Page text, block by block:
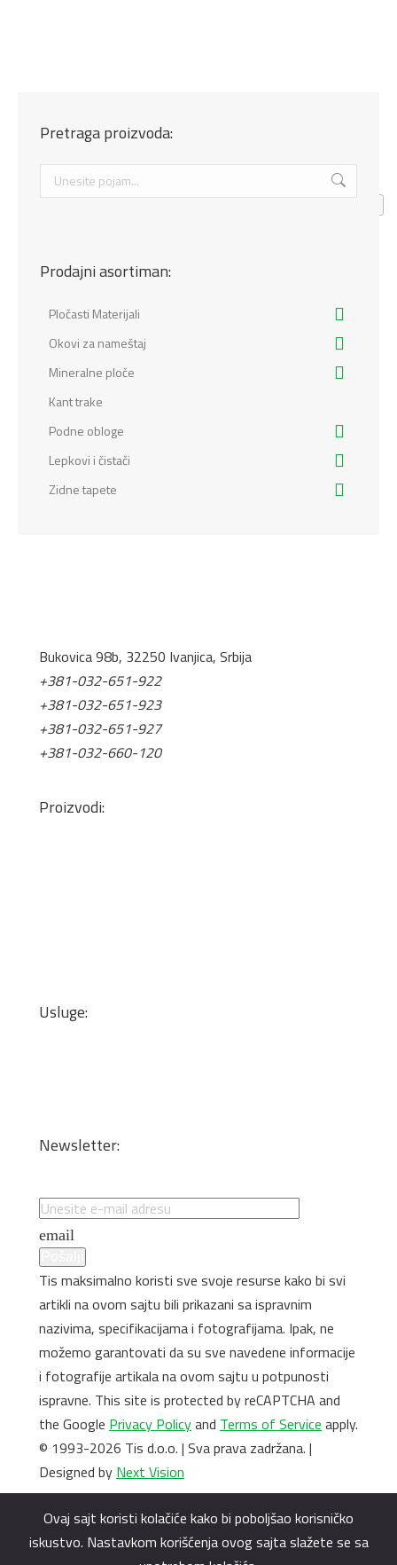
Pretraga proizvoda:
Search:
Prodajni asortiman:
Pločasti Materijali
Okovi za nameštaj
Mineralne ploče
Kant trake
Podne obloge
Lepkovi i čistači
Zidne tapete
Bukovica 98b, 32250 Ivanjica, Srbija
+381-032-651-922
+381-032-651-923
+381-032-651-927
+381-032-660-120
Proizvodi:
Usluge:
Newsletter:
email
Tis maksimalno koristi sve svoje resurse kako bi svi
artikli na ovom sajtu bili prikazani sa ispravnim
nazivima, specifikacijama i fotografijama. Ipak, ne
možemo garantovati da su sve navedene informacije
i fotografije artikala na ovom sajtu u potpunosti
ispravne. This site is protected by reCAPTCHA and
the Google Privacy Policyand Terms of Service apply.
© 1993-2026 Tis d.o.o. | Sva prava zadržana. |
Designed by Next Vision
Ovaj sajt koristi kolačiće kako bi poboljšao korisničko
iskustvo. Nastavkom korišćenja ovog sajta slažete se sa